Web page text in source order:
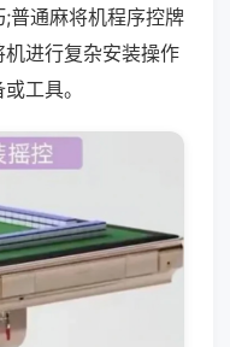
普通麻将机程序控牌
进行复杂安装操作
工具。